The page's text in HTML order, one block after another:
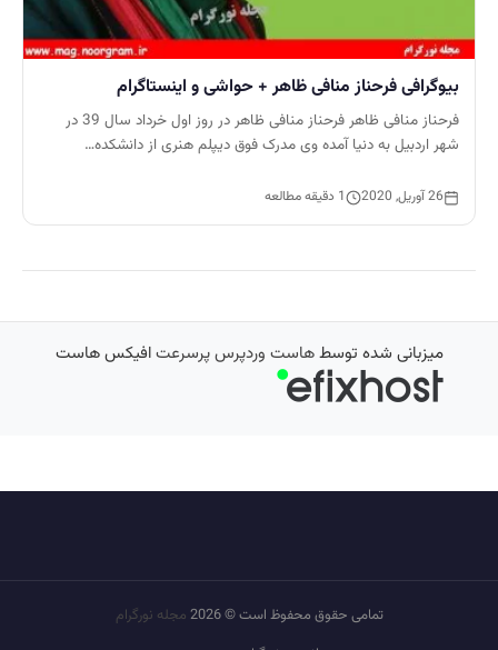
بیوگرافی فرحناز منافی ظاهر + حواشی و اینستاگرام
فرحناز منافی ظاهر فرحناز منافی ظاهر در روز اول خرداد سال 39 در
شهر اردبیل به دنیا آمده وی مدرک فوق دیپلم هنری از دانشکده…
26 آوریل, 2020 1 دقیقه مطالعه
میزبانی شده توسطهاست وردپرس پرسرعتافیکس هاست
تمامی حقوق محفوظ است © 2026
مجله نورگرام